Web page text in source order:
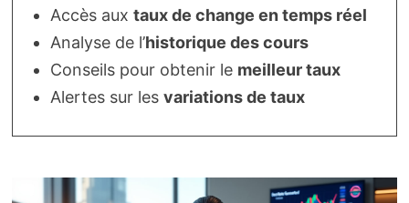
Accès aux taux de change en temps réel
Analyse de l’historique des cours
Conseils pour obtenir le meilleur taux
Alertes sur les variations de taux